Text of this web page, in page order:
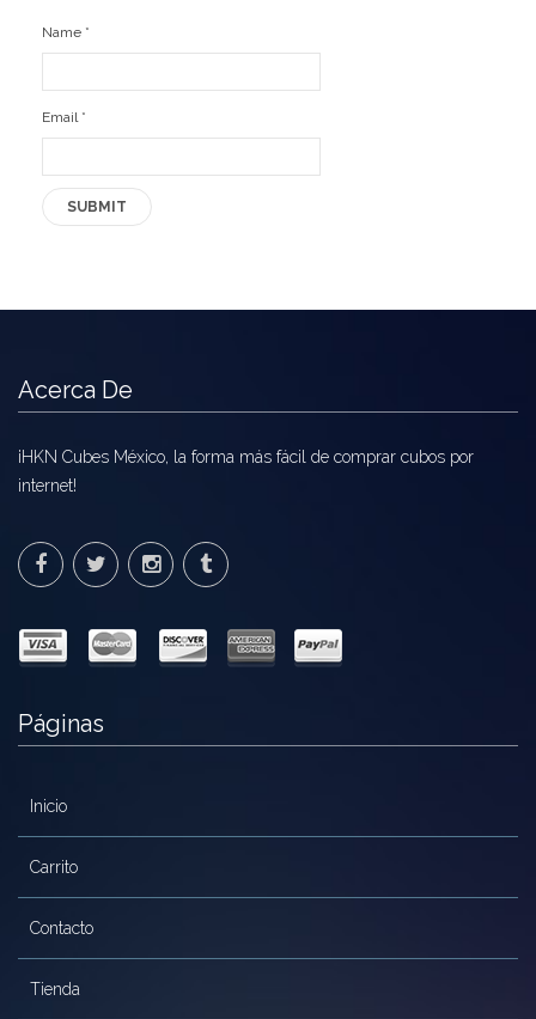
Name *
Email *
Acerca De
¡HKN Cubes México, la forma más fácil de comprar cubos por
internet!
Páginas
Inicio
Carrito
Contacto
Tienda